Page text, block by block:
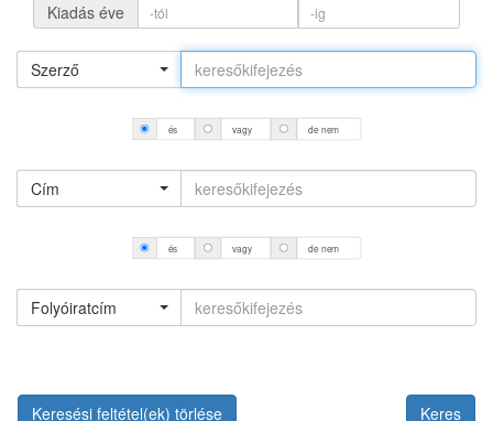
Kiadás éve
Szerző
és vagy de nem
Cím
és vagy de nem
Folyóiratcím
Keresési feltétel(ek) törlése